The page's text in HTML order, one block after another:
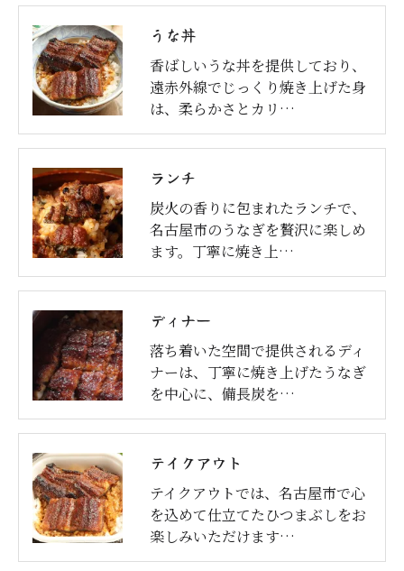
うな丼
香ばしいうな丼を提供しており、
遠赤外線でじっくり焼き上げた身
は、柔らかさとカリ…
ランチ
炭火の香りに包まれたランチで、
名古屋市のうなぎを贅沢に楽しめ
ます。丁寧に焼き上…
ディナー
落ち着いた空間で提供されるディ
ナーは、丁寧に焼き上げたうなぎ
を中心に、備長炭を…
テイクアウト
テイクアウトでは、名古屋市で心
を込めて仕立てたひつまぶしをお
楽しみいただけます…